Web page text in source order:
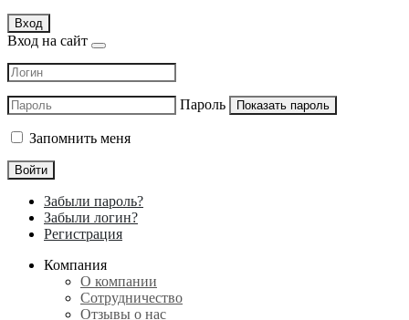
Вход
Вход на сайт
Пароль Показать пароль
Запомнить меня
Войти
Забыли пароль?
Забыли логин?
Регистрация
Компания
О компании
Сотрудничество
Отзывы о нас